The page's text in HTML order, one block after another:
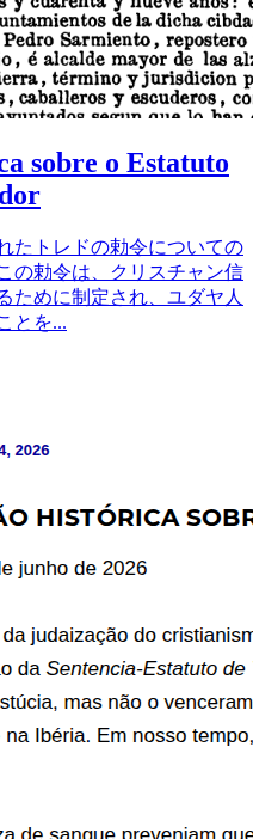
sobre o Estatuto
たトレドの勅令についての
の勅令は、クリスチャン信
ために制定され、ユダヤ人
とを...